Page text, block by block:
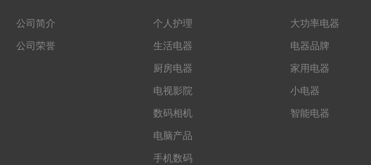
公司简介
公司荣誉
个人护理
生活电器
厨房电器
电视影院
数码相机
电脑产品
手机数码
大功率电器
电器品牌
家用电器
小电器
智能电器